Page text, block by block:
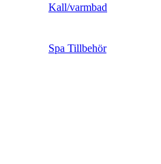
Kall/varmbad
Spa Tillbehör